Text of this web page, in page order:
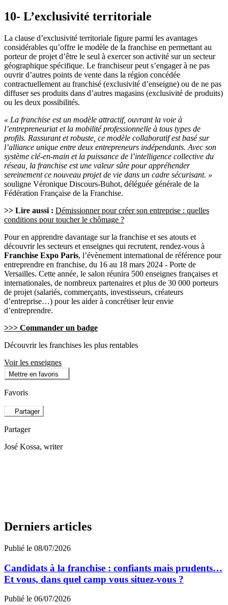
10- L’exclusivité territoriale
La clause d’exclusivité territoriale figure parmi les avantages
considérables qu’offre le modèle de la franchise en permettant au
porteur de projet d’être le seul à exercer son activité sur un secteur
géographique spécifique. Le franchiseur peut s’engager à ne pas
ouvrir d’autres points de vente dans la région concédée
contractuellement au franchisé (exclusivité d’enseigne) ou de ne pas
diffuser ses produits dans d’autres magasins (exclusivité de produits)
ou les deux possibilités.
« La franchise est un modèle attractif, ouvrant la voie à
l’entrepreneuriat et la mobilité professionnelle à tous types de
profils. Rassurant et robuste, ce modèle collaboratif est basé sur
l’alliance unique entre deux entrepreneurs indépendants. Avec son
système clé-en-main et la puissance de l’intelligence collective du
réseau, la franchise est une valeur sûre pour appréhender
sereinement ce nouveau projet de vie dans un cadre sécurisant. »
souligne Véronique Discours-Buhot, déléguée générale de la
Fédération Française de la Franchise.
>> Lire aussi : Démissionner pour créer son entreprise : quelles
conditions pour toucher le chômage ?
Pour en apprendre davantage sur la franchise et ses atouts et
découvrir les secteurs et enseignes qui recrutent, rendez-vous à
Franchise Expo Paris, l’évènement international de référence pour
entreprendre en franchise, du 16 au 18 mars 2024 - Porte de
Versailles. Cette année, le salon réunira 500 enseignes françaises et
internationales, de nombreux partenaires et plus de 30 000 porteurs
de projet (salariés, commerçants, investisseurs, créateurs
d’entreprise…) pour les aider à concrétiser leur envie
d’entreprendre.
>>> Commander un badge
Découvrir les franchises les plus rentables
Voir les enseignes
Mettre en favoris
Favoris
Partager
Partager
José Kossa, writer
Derniers articles
Publié le 08/07/2026
Candidats à la franchise : confiants mais prudents…
Et vous, dans quel camp vous situez-vous ?
Publié le 06/07/2026